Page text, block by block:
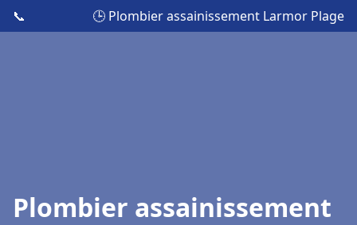
📞 🕒 Plombier assainissement Larmor Plage
Plombier assainissement